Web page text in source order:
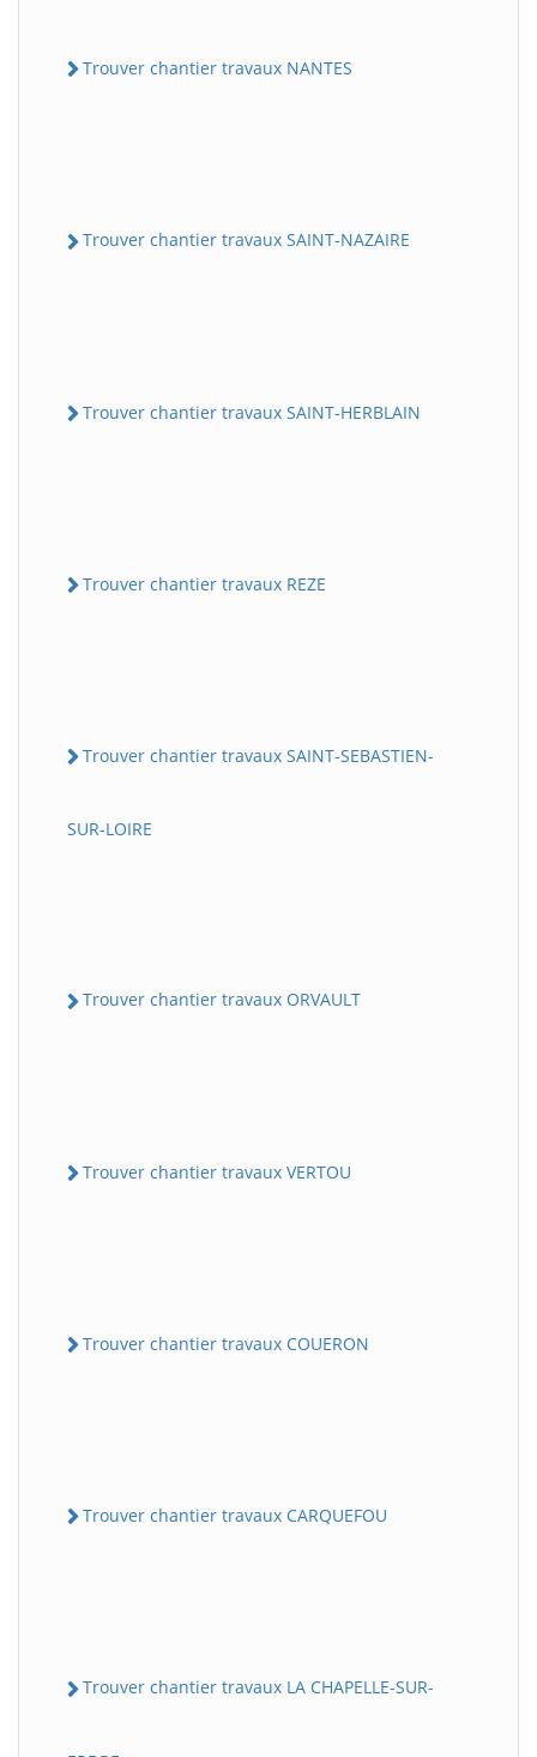
Trouver chantier travaux NANTES
Trouver chantier travaux SAINT-NAZAIRE
Trouver chantier travaux SAINT-HERBLAIN
Trouver chantier travaux REZE
Trouver chantier travaux SAINT-SEBASTIEN-
SUR-LOIRE
Trouver chantier travaux ORVAULT
Trouver chantier travaux VERTOU
Trouver chantier travaux COUERON
Trouver chantier travaux CARQUEFOU
Trouver chantier travaux LA CHAPELLE-SUR-